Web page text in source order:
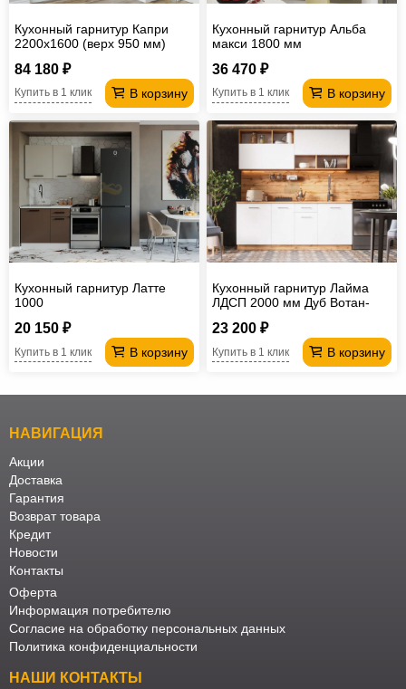
Кухонный гарнитур Капри
2200х1600 (верх 950 мм)
84 180 ₽
В корзину
Купить в 1 клик
Кухонный гарнитур Альба
макси 1800 мм
36 470 ₽
В корзину
Купить в 1 клик
Кухонный гарнитур Латте
1000
20 150 ₽
В корзину
Купить в 1 клик
Кухонный гарнитур Лайма
ЛДСП 2000 мм Дуб Вотан-
23 200 ₽
В корзину
Купить в 1 клик
НАВИГАЦИЯ
Акции
Доставка
Гарантия
Возврат товара
Кредит
Новости
Контакты
Оферта
Информация потребителю
Согласие на обработку персональных данных
Политика конфиденциальности
НАШИ КОНТАКТЫ